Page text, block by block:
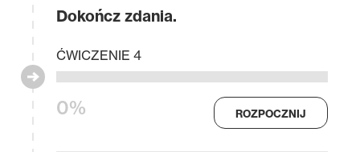
Dokończ zdania.
0%
ĆWICZENIE 4
ROZPOCZNIJ